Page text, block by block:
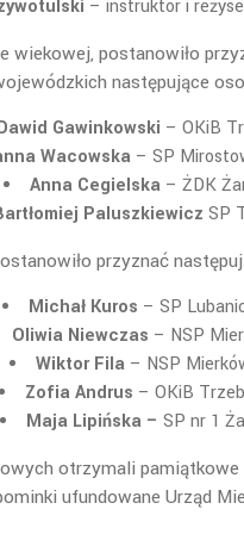
– instruktor i
wiekowej, postanowiło
następujące
Gawinkowski – OKiB
Wacowska – SP
Anna Cegielska – ŻDK
Paluszkiewicz SP
przyznać
Michał Kuros – SP
Oliwia Niewczas – NSP
Wiktor Fila– NSP
Zofia Andrus – OKiB
Maja Lipińska – SP nr 1
otrzymali
ufundowane Urząd